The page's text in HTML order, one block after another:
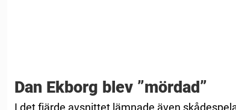
Dan Ekborg blev ”mördad”
I det fjärde avsnittet lämnade även